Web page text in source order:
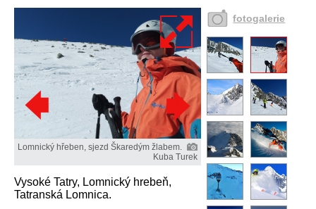
Lomnický hřeben, sjezd Škaredým žlabem.
Kuba Turek
Vysoké Tatry, Lomnický hrebeň,
Tatranská Lomnica.
fotogalerie